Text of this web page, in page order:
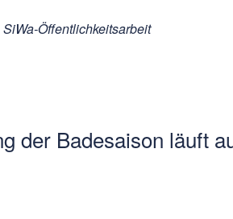
Öffentlichkeitsarbeit
der Badesaison läuft